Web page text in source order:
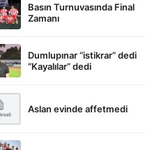
Basın Turnuvasında Final
Zamanı
Dumlupınar “istikrar” dedi
“Kayalılar” dedi
Aslan evinde affetmedi